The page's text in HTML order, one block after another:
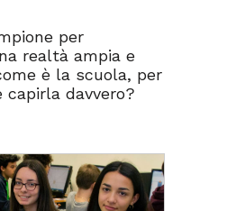
per
realtà ampia e
è la scuola, per
capirla davvero?